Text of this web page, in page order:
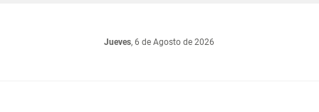
Jueves, 6 de Agosto de 2026